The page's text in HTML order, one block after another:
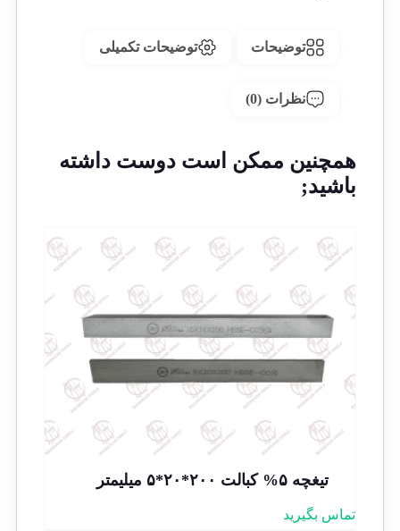
توضیحات توضیحات تکمیلی
نظرات (0)
همچنین ممکن است دوست داشته
باشید;
تیغچه ۵% کبالت ۲۰۰*۲۰*۵ میلیمتر
تماس بگیرید